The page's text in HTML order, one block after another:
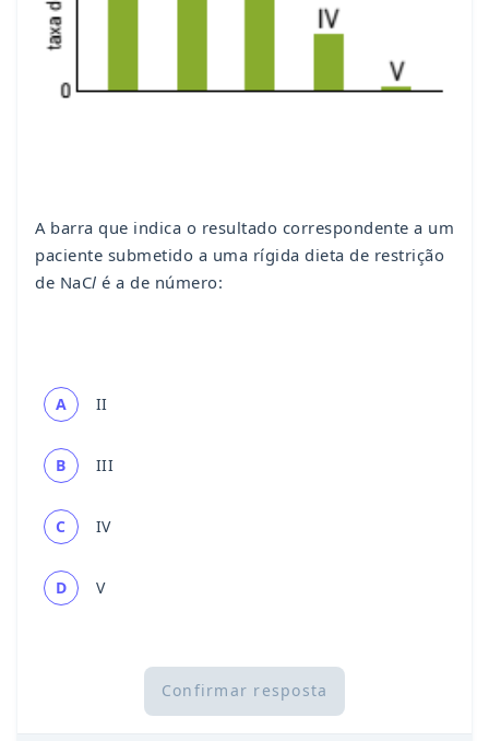
A barra que indica o resultado correspondente a um
paciente submetido a uma rígida dieta de restrição
de NaCl é a de número:
A II
B III
C IV
D V
Confirmar resposta